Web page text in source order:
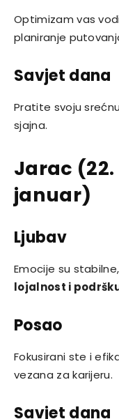
Optimizam vas
planiranje
Savjet dana
Pratite svoju
sjajna.
Jarac (22.
januar)
Ljubav
Emocije su
lojalnost i
Posao
Fokusirani ste i
vezana za karijeru.
Savjet dana